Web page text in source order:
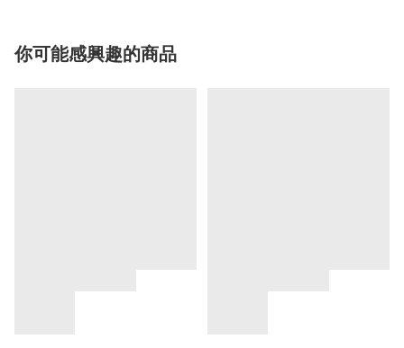
你可能感興趣的商品